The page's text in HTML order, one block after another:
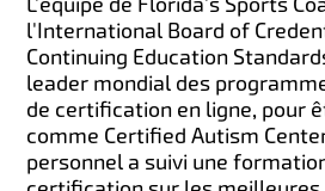
l'International Board of
Continuing Education
leader mondial des
de certification en ligne, pour
comme Certified Autism
personnel a suivi une